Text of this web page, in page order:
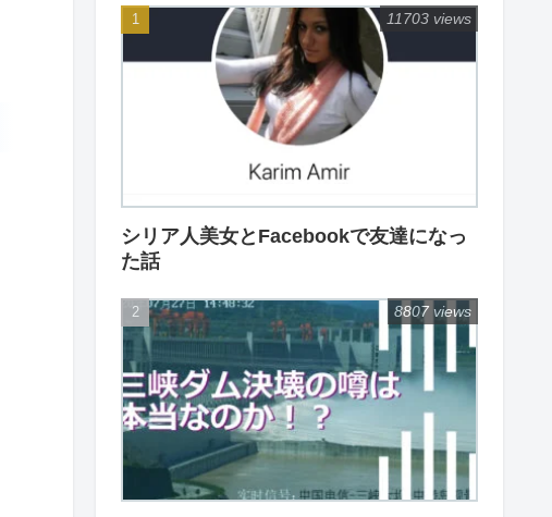
シリア人美女とFacebookで友達になっ
た話
11703 views
8807 views